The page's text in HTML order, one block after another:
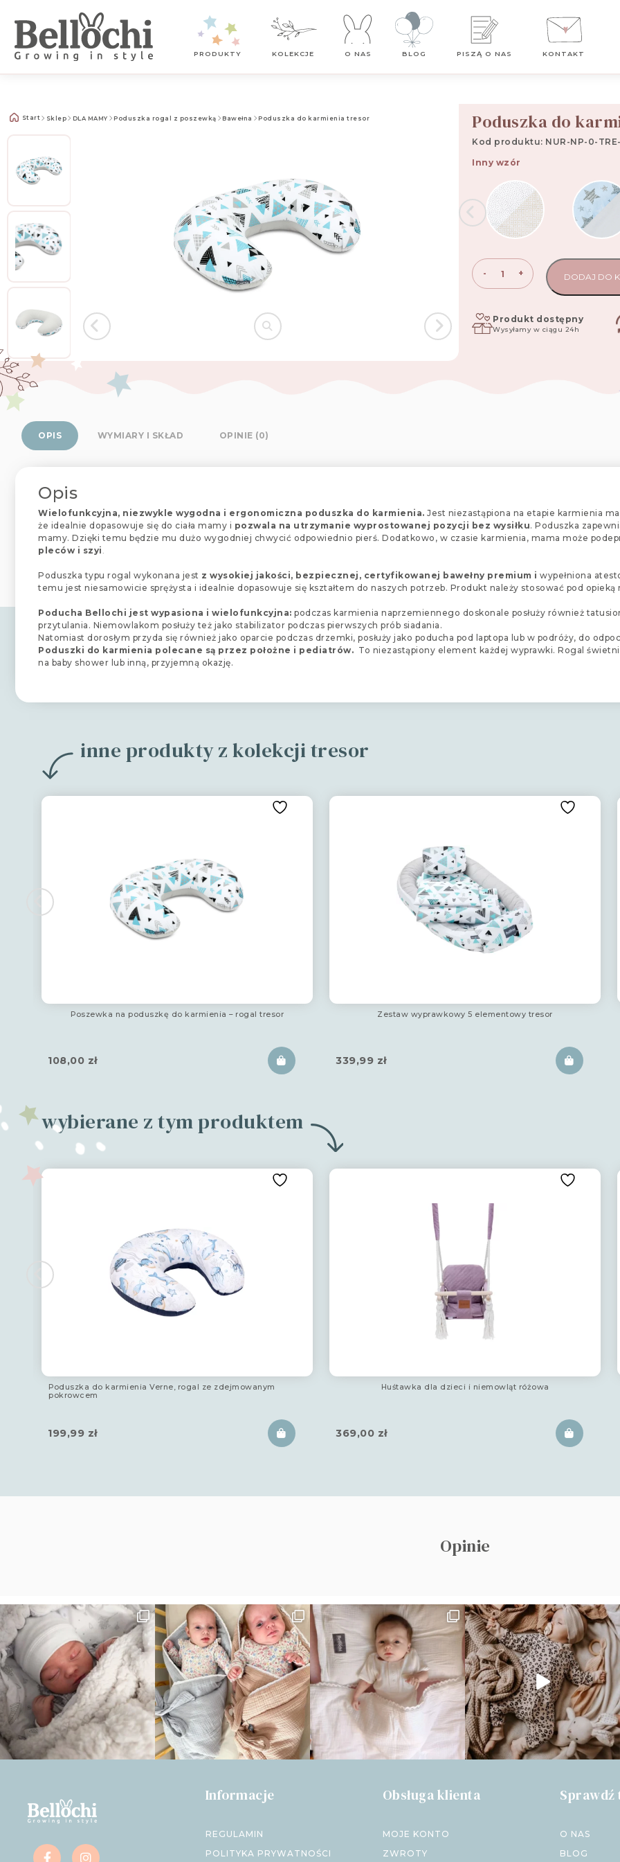
Darmowa dostawa od 99 zł
PRODUKTY KOLEKCJE O NAS BLOG PISZĄ O NAS KONTAKT
Start Sklep DLA MAMY Poduszka rogal z poszewką Bawełna Poduszka do karmienia tresor Poduszka do
Kod produktu: NUR-NP-0-
Inny wzór
-
ilość
Poduszka
tresor
+ DODAJ DO
Produkt dostępny
Wysyłamy w ciągu 24h
OPIS WYMIARY I SKŁAD OPINIE (0)
Opis
Wielofunkcyjna, niezwyklewygodna i ergonomiczna poduszka do karmienia.Jest niezastąpiona na etapie karmienia
że idealnie dopasowuje się do ciała mamy i pozwala na utrzymanie wyprostowanej pozycji bez wysiłku. Poduszka
mamy. Dzięki temu będzie mu dużo wygodniej chwycić odpowiednio pierś. Dodatkowo, w czasie karmienia, mama może
pleców i szyi.
Poduszka typu rogal wykonana jest z wysokiej jakości, bezpiecznej, certyfikowanej bawełny premium iwypełniona
temu jest niesamowicie sprężysta i idealnie dopasowuje się kształtem do naszych potrzeb. Produkt należy stosować pod opieką
Poducha Bellochi jest wypasiona i wielofunkcyjna: podczas karmienia naprzemiennego doskonale posłuży również
przytulania. Niemowlakom posłuży też jako stabilizator podczas pierwszych prób siadania.
Natomiast dorosłym przyda się również jako oparcie podczas drzemki, posłuży jako poducha pod laptopa lub w podróży, do
Poduszki do karmienia polecane są przez położne i pediatrów. To niezastąpiony element każdej wyprawki. Rogal
na baby shower lub inną, przyjemną okazję.
inne produkty z kolekcji tresor
Poszewka na poduszkę do karmienia – rogal tresor
108,00 zł
Zestaw wyprawkowy 5 elementowy tresor
339,99 zł
wybierane z tym produktem
Poduszka do karmienia Verne, rogal ze zdejmowanym
pokrowcem
199,99 zł
Huśtawka dla dzieci i niemowląt różowa
369,00 zł
Opinie
Informacje
REGULAMIN
POLITYKA PRYWATNOŚCI
Obsługa klienta
MOJE KONTO
ZWROTY
Sprawdź
O NAS
BLOG